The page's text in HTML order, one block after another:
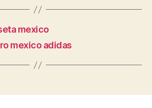
mexico
mexico adidas